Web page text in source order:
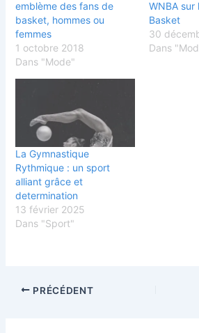
emblème des fans de
basket, hommes ou
femmes
1 octobre 2018
Dans "Mode"
WNBA sur
Basket
30
Dans
La Gymnastique
Rythmique : un sport
alliant grâce et
determination
13 février 2025
Dans "Sport"
PRÉCÉDENT